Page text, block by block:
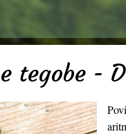
tegobe -